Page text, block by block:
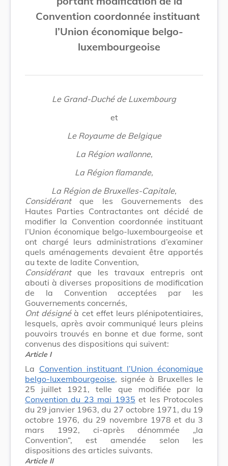
Convention coordonnée instituant
l’Union économique belgo-
luxembourgeoise
Le Grand-Duché de Luxembourg
et
Le Royaume de Belgique
La Région wallonne,
La Région flamande,
La Région de Bruxelles-Capitale,
Considérantque les Gouvernements des
Hautes Parties Contractantes ont décidé de
modifier la Convention coordonnée instituant
l’Union économique belgo-luxembourgeoise et
ont chargé leurs administrations d’examiner
quels aménagements devaient être apportés
au texte de ladite Convention,
Considérantque les travaux entrepris ont
abouti à diverses propositions de modification
de la Convention acceptées par les
Gouvernements concernés,
Ont désignéà cet effet leurs plénipotentiaires,
lesquels, après avoir communiqué leurs pleins
pouvoirs trouvés en bonne et due forme, sont
convenus des dispositions qui suivent:
Article I
La Convention instituant l’Union économique
belgo-luxembourgeoise, signée à Bruxelles le
25 juillet 1921, telle que modifiée par la
Convention du 23 mai 1935 et les Protocoles
du 29 janvier 1963, du 27 octobre 1971, du 19
octobre 1976, du 29 novembre 1978 et du 3
mars 1992, ci-après dénommée „la
Convention“, est amendée selon les
dispositions des articles suivants.
Article II